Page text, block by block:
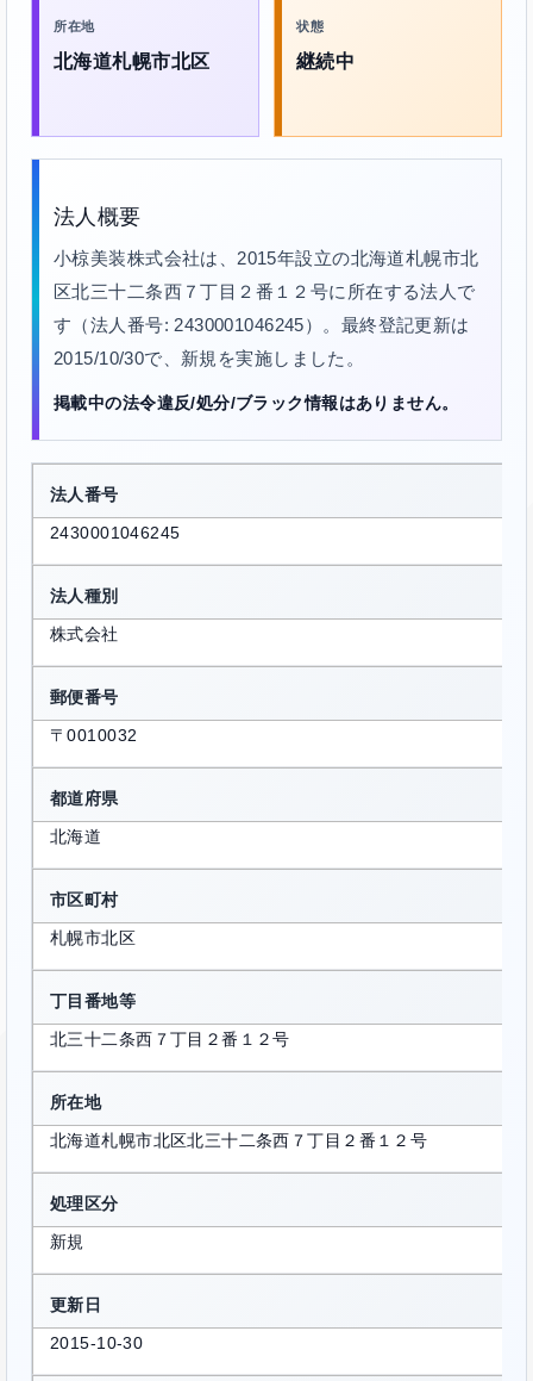
所在地
北海道札幌市北区
状態
継続中
法人概要
小椋美装株式会社は、2015年設立の北海道札幌市北
区北三十二条西７丁目２番１２号に所在する法人で
す（法人番号: 2430001046245）。最終登記更新は
2015/10/30で、新規を実施しました。
掲載中の法令違反/処分/ブラック情報はありません。
法人番号
2430001046245
法人種別
株式会社
郵便番号
〒0010032
都道府県
北海道
市区町村
札幌市北区
丁目番地等
北三十二条西７丁目２番１２号
所在地
北海道札幌市北区北三十二条西７丁目２番１２号
処理区分
新規
更新日
2015-10-30